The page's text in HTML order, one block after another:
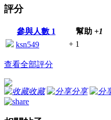
評分
參與人數 1 幫助 +1
ksn549
+ 1
查看全部評分
收藏 分享